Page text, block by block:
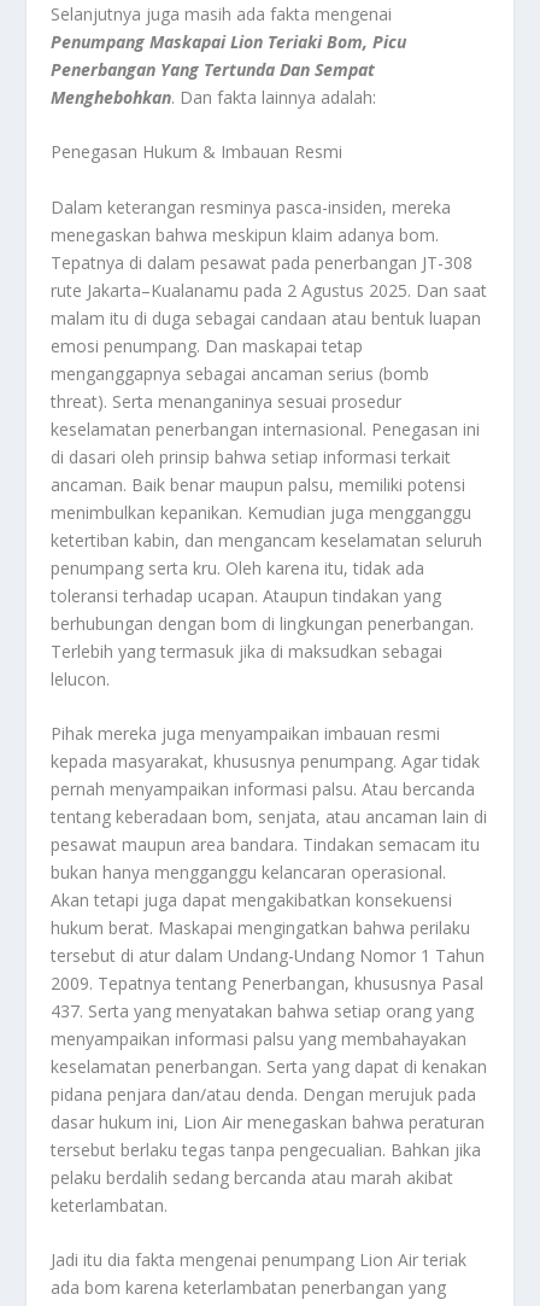
Selanjutnya juga masih ada fakta mengenai
Penumpang Maskapai Lion Teriaki Bom, Picu
Penerbangan Yang Tertunda Dan Sempat
Menghebohkan. Dan fakta lainnya adalah:
Penegasan Hukum & Imbauan Resmi
Dalam keterangan resminya pasca-insiden, mereka
menegaskan bahwa meskipun klaim adanya bom.
Tepatnya di dalam pesawat pada penerbangan JT-308
rute Jakarta–Kualanamu pada 2 Agustus 2025. Dan saat
malam itu di duga sebagai candaan atau bentuk luapan
emosi penumpang. Dan maskapai tetap
menganggapnya sebagai ancaman serius (bomb
threat). Serta menanganinya sesuai prosedur
keselamatan penerbangan internasional. Penegasan ini
di dasari oleh prinsip bahwa setiap informasi terkait
ancaman. Baik benar maupun palsu, memiliki potensi
menimbulkan kepanikan. Kemudian juga mengganggu
ketertiban kabin, dan mengancam keselamatan seluruh
penumpang serta kru. Oleh karena itu, tidak ada
toleransi terhadap ucapan. Ataupun tindakan yang
berhubungan dengan bom di lingkungan penerbangan.
Terlebih yang termasuk jika di maksudkan sebagai
lelucon.
Pihak mereka juga menyampaikan imbauan resmi
kepada masyarakat, khususnya penumpang. Agar tidak
pernah menyampaikan informasi palsu. Atau bercanda
tentang keberadaan bom, senjata, atau ancaman lain di
pesawat maupun area bandara. Tindakan semacam itu
bukan hanya mengganggu kelancaran operasional.
Akan tetapi juga dapat mengakibatkan konsekuensi
hukum berat. Maskapai mengingatkan bahwa perilaku
tersebut di atur dalam Undang-Undang Nomor 1 Tahun
2009. Tepatnya tentang Penerbangan, khususnya Pasal
437. Serta yang menyatakan bahwa setiap orang yang
menyampaikan informasi palsu yang membahayakan
keselamatan penerbangan. Serta yang dapat di kenakan
pidana penjara dan/atau denda. Dengan merujuk pada
dasar hukum ini, Lion Air menegaskan bahwa peraturan
tersebut berlaku tegas tanpa pengecualian. Bahkan jika
pelaku berdalih sedang bercanda atau marah akibat
keterlambatan.
Jadi itu dia fakta mengenai penumpang Lion Air teriak
ada bom karena keterlambatan penerbangan yang